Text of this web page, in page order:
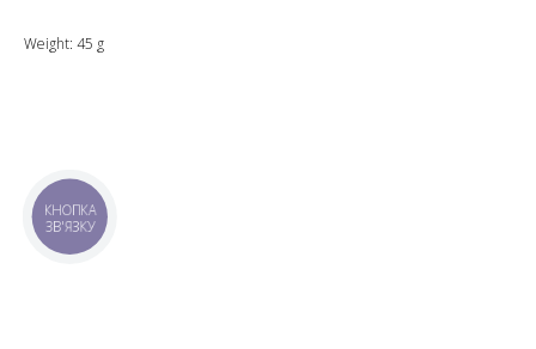
Weight: 45 g
КНОПКА
ЗВ'ЯЗКУ